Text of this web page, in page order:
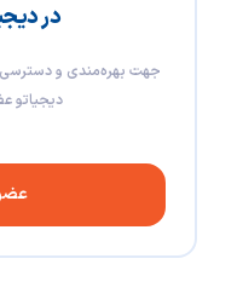
در
جهت بهره‌مندی و
دیجیاتو